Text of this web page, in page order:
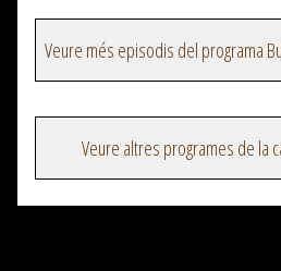
Veure altres programes de la